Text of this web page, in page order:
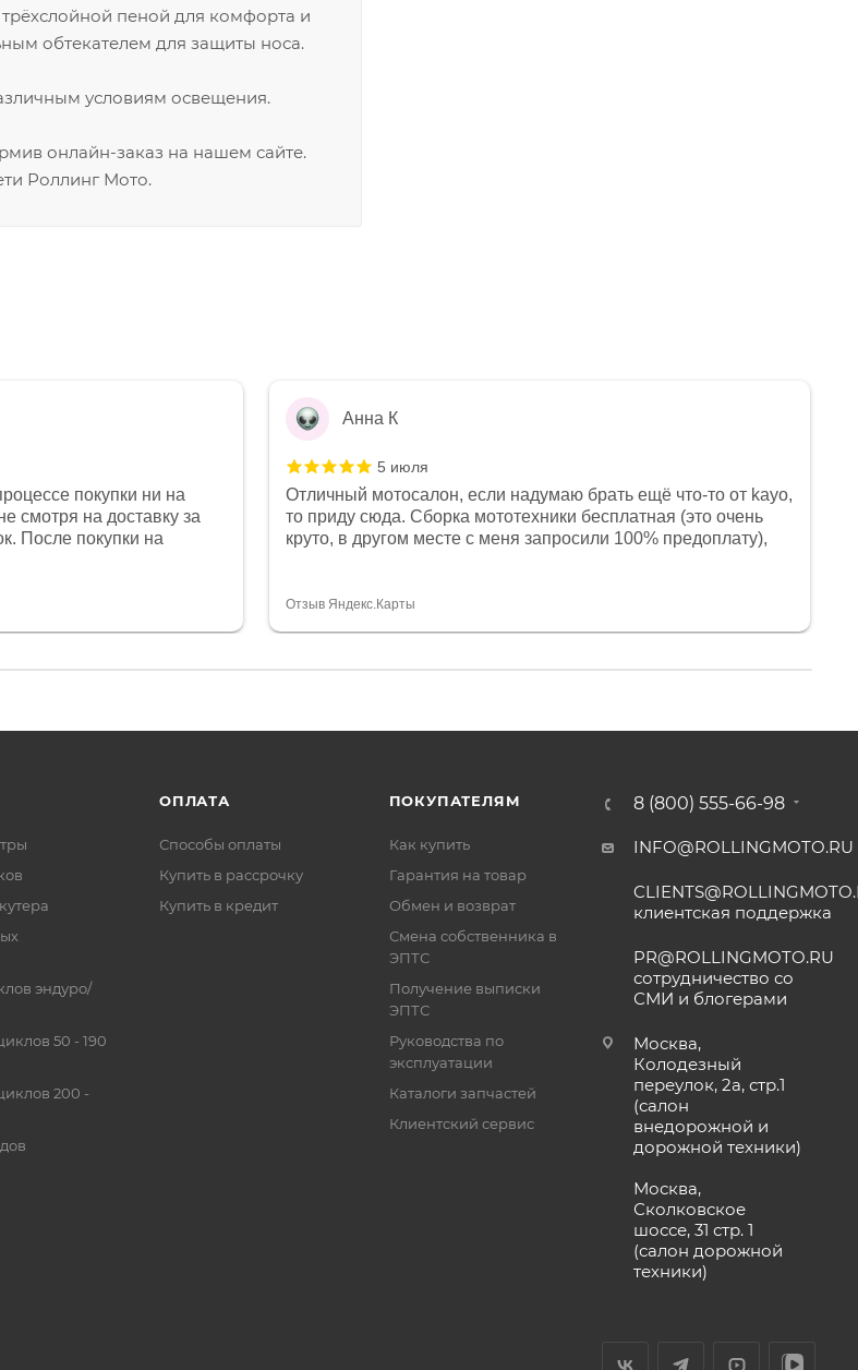
пеной для комфорта и
обтекателем для защиты носа.
условиям освещения.
онлайн-заказ на нашем сайте.
Роллинг Мото.
покупки ни на
смотря на доставку за
После покупки на
магазина
проблема была решена.
к клиенту после
Анна К
5 июля
Отличный мотосалон, если надумаю брать ещё что-то от kayo,
то приду сюда. Сборка мототехники бесплатная (это очень
круто, в другом месте с меня запросили 100% предоплату),
спасибо отдельное, всегда на связи, очень детально всё
Отзыв Яндекс.Карты
эндуро/
50 - 190
200 -
ОПЛАТА
Способы оплаты
Купить в рассрочку
Купить в кредит
ПОКУПАТЕЛЯМ
Как купить
Гарантия на товар
Обмен и возврат
Смена собственника в
ЭПТС
Получение выписки
ЭПТС
Руководства по
эксплуатации
Каталоги запчастей
Клиентский сервис
8 (800) 555-66-98
INFO@ROLLINGMOTO.RU
клиентская поддержка
PR@ROLLINGMOTO.RU
сотрудничество со
СМИ и блогерами
Москва,
Колодезный
переулок, 2а, стр.1
(салон
внедорожной и
дорожной техники)
Москва,
Сколковское
шоссе, 31 стр. 1
(салон дорожной
техники)